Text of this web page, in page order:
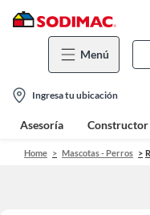
Menú
location-
icon
Ingresa tu ubicación
Asesoría Constructor
Home Mascotas - Perros